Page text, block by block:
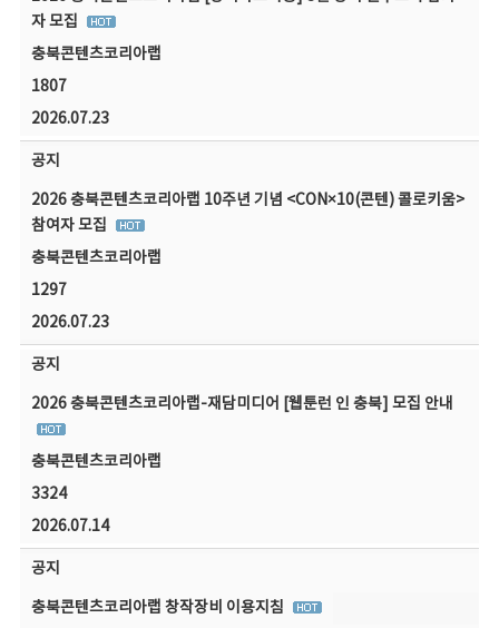
자 모집
충북콘텐츠코리아랩
1807
2026.07.23
공지
2026 충북콘텐츠코리아랩 10주년 기념 <CON×10(콘텐) 콜로키움>
참여자 모집
충북콘텐츠코리아랩
1297
2026.07.23
공지
2026 충북콘텐츠코리아랩-재담미디어 [웹툰런 인 충북] 모집 안내
충북콘텐츠코리아랩
3324
2026.07.14
공지
충북콘텐츠코리아랩 창작장비 이용지침